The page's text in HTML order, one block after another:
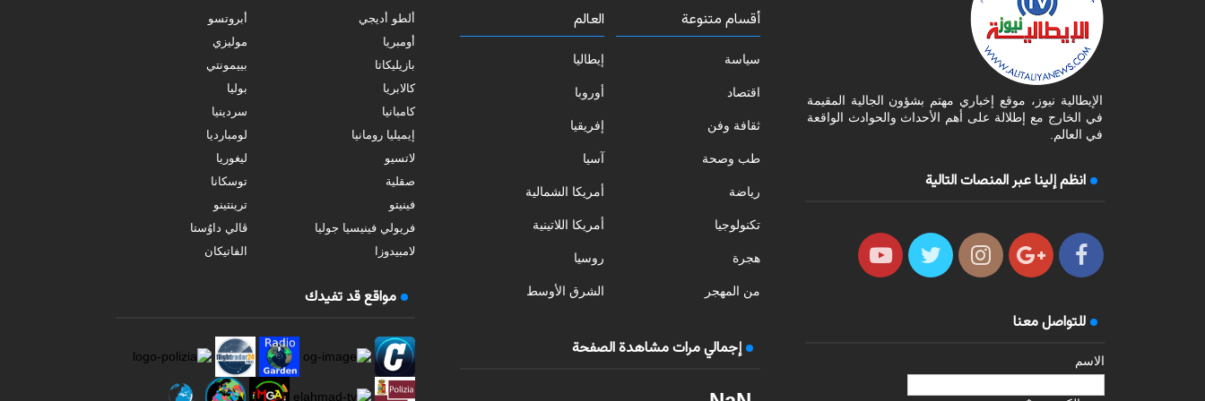
الإيطالية نيوز، موقع إخباري مهتم بشؤون الجالية المقيمة
في الخارج مع إطلالة على أهم الأحداث والحوادث الواقعة
في العالم.
انظم إلينا عبر المنصات التالية
للتواصل معنا
الاسم
أقسام متنوعة
سياسة
اقتصاد
ثقافة وفن
طب وصحة
رياضة
تكنولوجيا
هجرة
من المهجر
العالم
إيطاليا
أوروبا
إفريقيا
آسيا
أمريكا الشمالية
أمريكا اللاتينية
روسيا
الشرق الأوسط
إجمالي مرات مشاهدة الصفحة
ألطو أديجي
أبروتسو
أومبريا
موليزي
بازيليكاتا
بييمونتي
كالابريا
بوليا
كامبانيا
سردينيا
إيميليا رومانيا
لومبارديا
لاتسيو
ليغوريا
صقلية
توسكانا
فينيتو
ترينتينو
فريولي فينيسيا جوليا
ڤالي داوُستا
لامبيدوزا
الفاتيكان
مواقع قد تفيدك